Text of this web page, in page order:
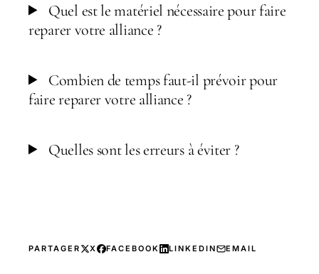
Quel est le matériel nécessaire pour faire
reparer votre alliance ?
Combien de temps faut-il prévoir pour
faire reparer votre alliance ?
Quelles sont les erreurs à éviter ?
PARTAGER X FACEBOOK LINKEDIN EMAIL